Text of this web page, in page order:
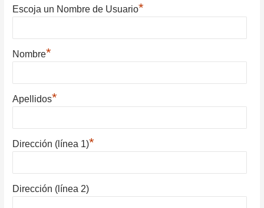
Escoja un Nombre de Usuario*
Nombre*
Apellidos*
Dirección (línea 1)*
Dirección (línea 2)